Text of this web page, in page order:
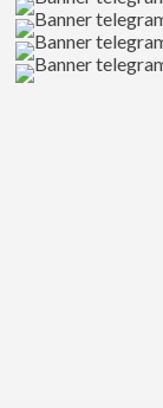
แซ่
ไม่
เบา!